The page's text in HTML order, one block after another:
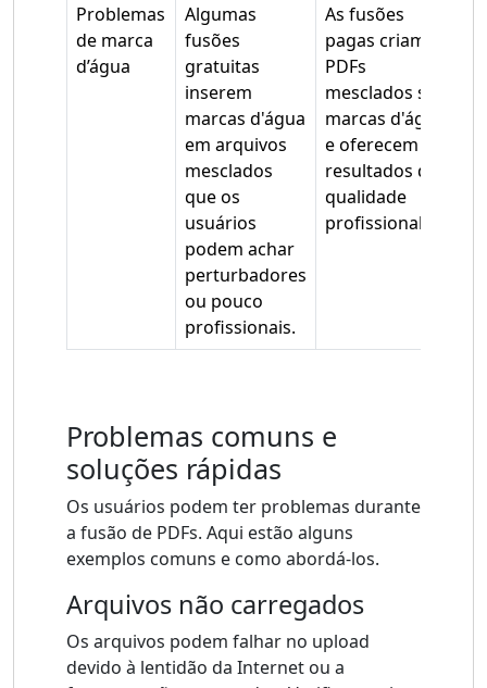
Problemas
de marca
d’água
Algumas
fusões
gratuitas
inserem
marcas d'água
em arquivos
mesclados
que os
usuários
podem achar
perturbadores
ou pouco
profissionais.
As fusões
pagas criam
PDFs
mesclados sem
marcas d'água
e oferecem
resultados de
qualidade
profissional.
Problemas comuns e
soluções rápidas
Os usuários podem ter problemas durante
a fusão de PDFs. Aqui estão alguns
exemplos comuns e como abordá-los.
Arquivos não carregados
Os arquivos podem falhar no upload
devido à lentidão da Internet ou a